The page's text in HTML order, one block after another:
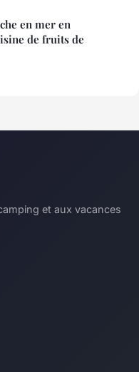
en mer en
de fruits de
et aux vacances